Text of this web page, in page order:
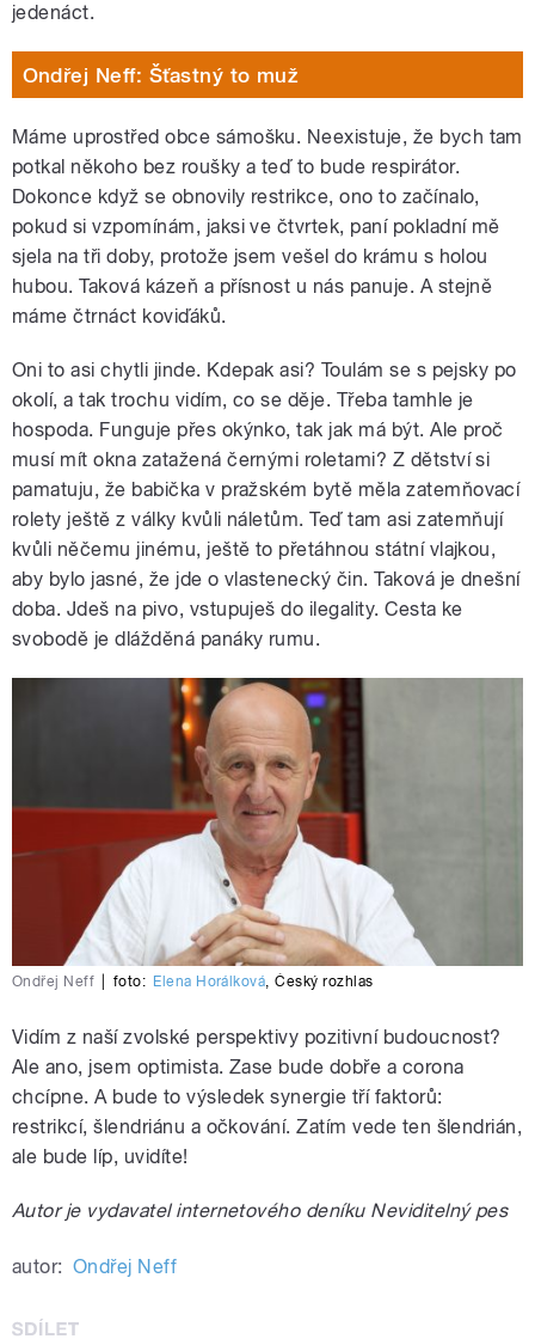
jedenáct.
Ondřej Neff: Šťastný to muž
Máme uprostřed obce sámošku. Neexistuje, že bych tam
potkal někoho bez roušky a teď to bude respirátor.
Dokonce když se obnovily restrikce, ono to začínalo,
pokud si vzpomínám, jaksi ve čtvrtek, paní pokladní mě
sjela na tři doby, protože jsem vešel do krámu s holou
hubou. Taková kázeň a přísnost u nás panuje. A stejně
máme čtrnáct koviďáků.
Oni to asi chytli jinde. Kdepak asi? Toulám se s pejsky po
okolí, a tak trochu vidím, co se děje. Třeba tamhle je
hospoda. Funguje přes okýnko, tak jak má být. Ale proč
musí mít okna zatažená černými roletami? Z dětství si
pamatuju, že babička v pražském bytě měla zatemňovací
rolety ještě z války kvůli náletům. Teď tam asi zatemňují
kvůli něčemu jinému, ještě to přetáhnou státní vlajkou,
aby bylo jasné, že jde o vlastenecký čin. Taková je dnešní
doba. Jdeš na pivo, vstupuješ do ilegality. Cesta ke
svobodě je dlážděná panáky rumu.
Ondřej Neff foto: Elena Horálková,Český rozhlas
Vidím z naší zvolské perspektivy pozitivní budoucnost?
Ale ano, jsem optimista. Zase bude dobře a corona
chcípne. A bude to výsledek synergie tří faktorů:
restrikcí, šlendriánu a očkování. Zatím vede ten šlendrián,
ale bude líp, uvidíte!
Autor je vydavatel internetového deníku Neviditelný pes
autor: Ondřej Neff